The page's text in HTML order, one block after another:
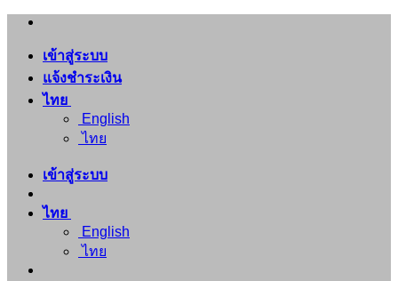
ข้าม
เนื้อหา
เข้าสู่ระบบ
แจ้งชำระเงิน
ไทย
English
ไทย
เข้าสู่ระบบ
ไทย
English
ไทย